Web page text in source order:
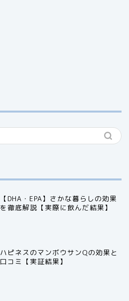
【DHA・EPA】さかな暮らしの効果
を徹底解説【実際に飲んだ結果】
ハピネスのマンボウサンQの効果と
口コミ【実証結果】